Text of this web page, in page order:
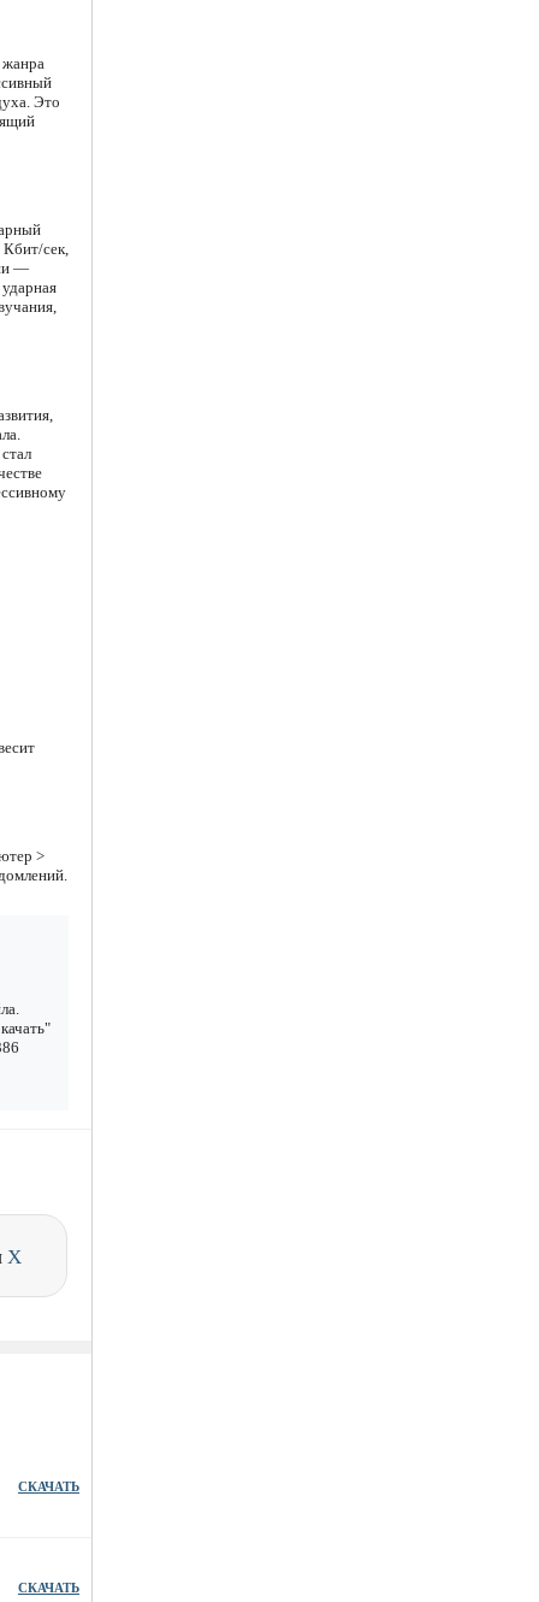
жанра
Это
сек,
—
>
X
СКАЧАТЬ
СКАЧАТЬ